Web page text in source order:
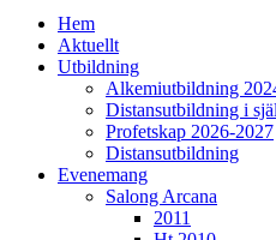
Hem
Aktuellt
Utbildning
Alkemiutbildning
Distansutbildning i
Profetskap 2026-2027
Distansutbildning
Evenemang
Salong Arcana
2011